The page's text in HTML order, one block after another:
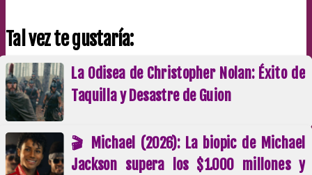
Tal vez te gustaría:
La Odisea de Christopher Nolan: Éxito de
Taquilla y Desastre de Guion
🎬 Michael (2026): La biopic de Michael
Jackson supera los $1.000 millones y